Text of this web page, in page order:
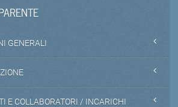
GENERALI
E COLLABORATORI / INCARICHI